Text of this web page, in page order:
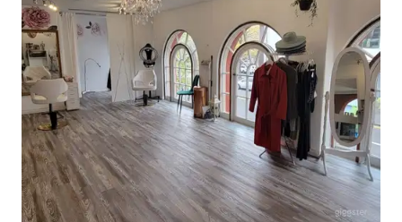
luci che potrebbero non essere sicure per chi soffre di
epilessia o altre se